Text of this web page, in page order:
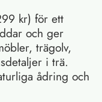
kr) för ett
och ger
trägolv,
i trä.
ådring och